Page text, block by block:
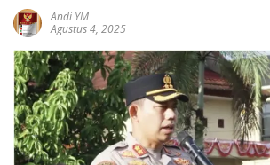
Andi YM
Agustus 4, 2025